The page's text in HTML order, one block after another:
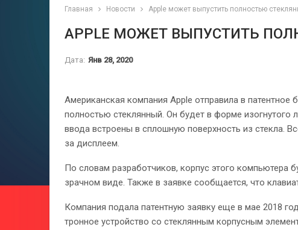
Главная Новости Apple может выпустить полностью
APPLE МОЖЕТ ВЫПУСТИТЬ
Дата: Янв 28, 2020
Аме­ри­кан­ская ком­па­ния Apple отпра­вила в
пол­но­стью стек­лян­ный. Он будет в форме изо­г­ну­того
ввода встро­ены в сплош­ную поверх­ность из стекла.
за дис­плеем.
По сло­вам раз­ра­бот­чи­ков, кор­пус этого ком­пью­тера
зрач­ном виде. Так­же в заявке сооб­ща­ется, что
Ком­па­ния подала патент­ную заявку еще в мае 2018
трон­ное устройство со стек­лян­ным кор­пус­ным